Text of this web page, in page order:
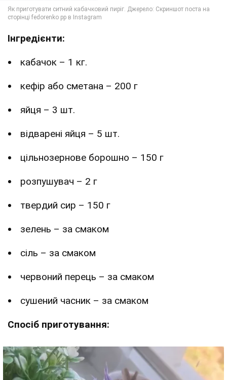
Інгредієнти:
кабачок – 1 кг.
кефір або сметана – 200 г
яйця – 3 шт.
відварені яйця – 5 шт.
цільнозернове борошно – 150 г
розпушувач – 2 г
твердий сир – 150 г
зелень – за смаком
сіль – за смаком
червоний перець – за смаком
сушений часник – за смаком
Спосіб приготування: